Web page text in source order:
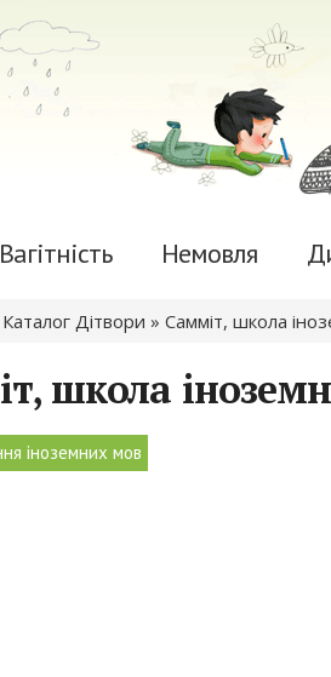
Вагітність Немовля
Каталог Дітвори » Самміт, школа
школа
іноземних мов